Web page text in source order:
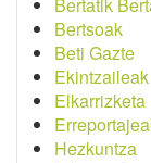
Bertsoak
Beti Gazte
Ekintzaileak
Elkarrizketa
Hezkuntza